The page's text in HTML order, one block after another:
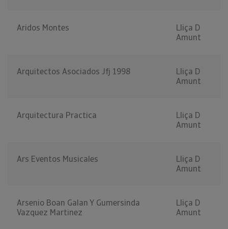
Aridos Montes
Lliça D
Amunt
Arquitectos Asociados Jfj 1998
Lliça D
Amunt
Arquitectura Practica
Lliça D
Amunt
Ars Eventos Musicales
Lliça D
Amunt
Arsenio Boan Galan Y Gumersinda
Vazquez Martinez
Lliça D
Amunt